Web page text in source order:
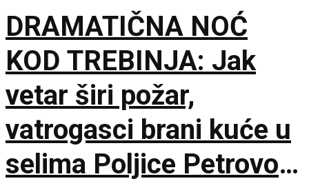
DRAMATIČNA NOĆ
KOD TREBINJA: Jak
vetar širi požar,
vatrogasci brani kuće u
selima Poljice Petrovo i